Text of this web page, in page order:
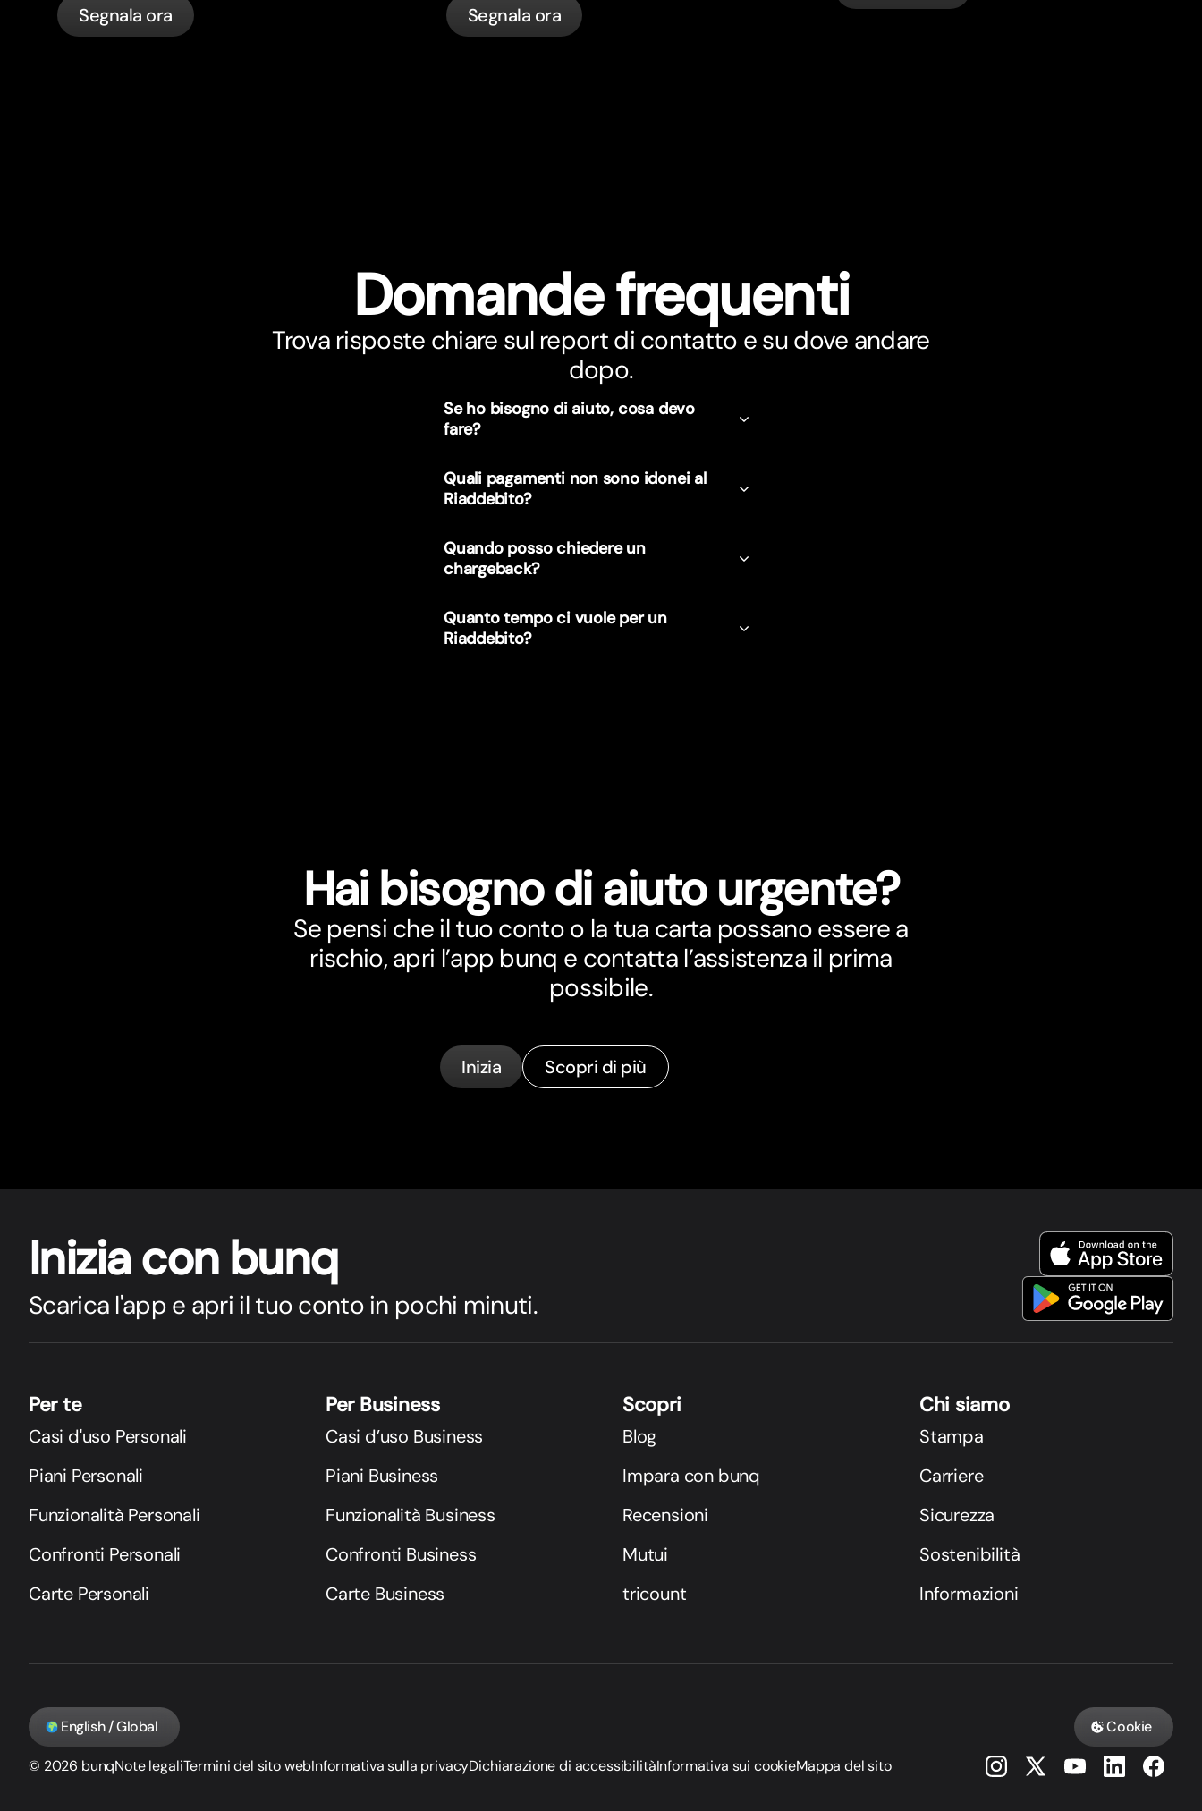
Segnala ora Segnala ora
Domande frequenti
Trova risposte chiare sul report di contatto e su dove andare
dopo.
Se ho bisogno di aiuto, cosa devo
fare?
Quali pagamenti non sono idonei al
Riaddebito?
Quando posso chiedere un
chargeback?
Quanto tempo ci vuole per un
Riaddebito?
Hai bisogno di aiuto urgente?
Se pensi che il tuo conto o la tua carta possano essere a
rischio, apri l’app bunq e contatta l’assistenza il prima
possibile.
Inizia Scopri di più
Inizia con bunq
Scarica l'app e apri il tuo conto in pochi minuti.
Per te
Casi d'uso Personali
Piani Personali
Funzionalità Personali
Confronti Personali
Carte Personali
Per Business
Casi d’uso Business
Piani Business
Funzionalità Business
Confronti Business
Carte Business
Scopri
Blog
Impara con bunq
Recensioni
Mutui
tricount
Chi siamo
Stampa
Carriere
Sicurezza
Sostenibilità
Informazioni
English / Global Cookie
© 2026 bunqNote legaliTermini del sito webInformativa sulla privacyDichiarazione di accessibilitàInformativa sui cookieMappa del sito